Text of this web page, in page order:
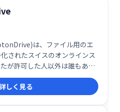
は、ファイル用のエ
されたスイスのオンラインス
が許可した人以外は誰もあな
できないようにします。
しく見る